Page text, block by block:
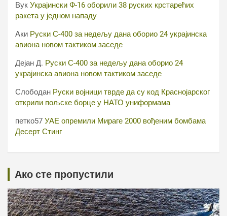
Вук Украјински Ф-16 оборили 38 руских крстарећих
ракета у једном нападу
Аки Руски С-400 за недељу дана оборио 24 украјинска
авиона новом тактиком заседе
Дејан Д. Руски С-400 за недељу дана оборио 24
украјинска авиона новом тактиком заседе
Слободан Руски војници тврде да су код Краснојарског
открили пољске борце у НАТО униформама
петко57 УАЕ опремили Мираге 2000 вођеним бомбама
Десерт Стинг
Ако сте пропустили